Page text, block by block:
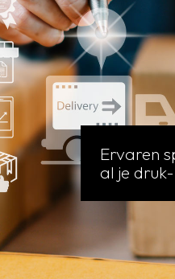
Ervaren
al je